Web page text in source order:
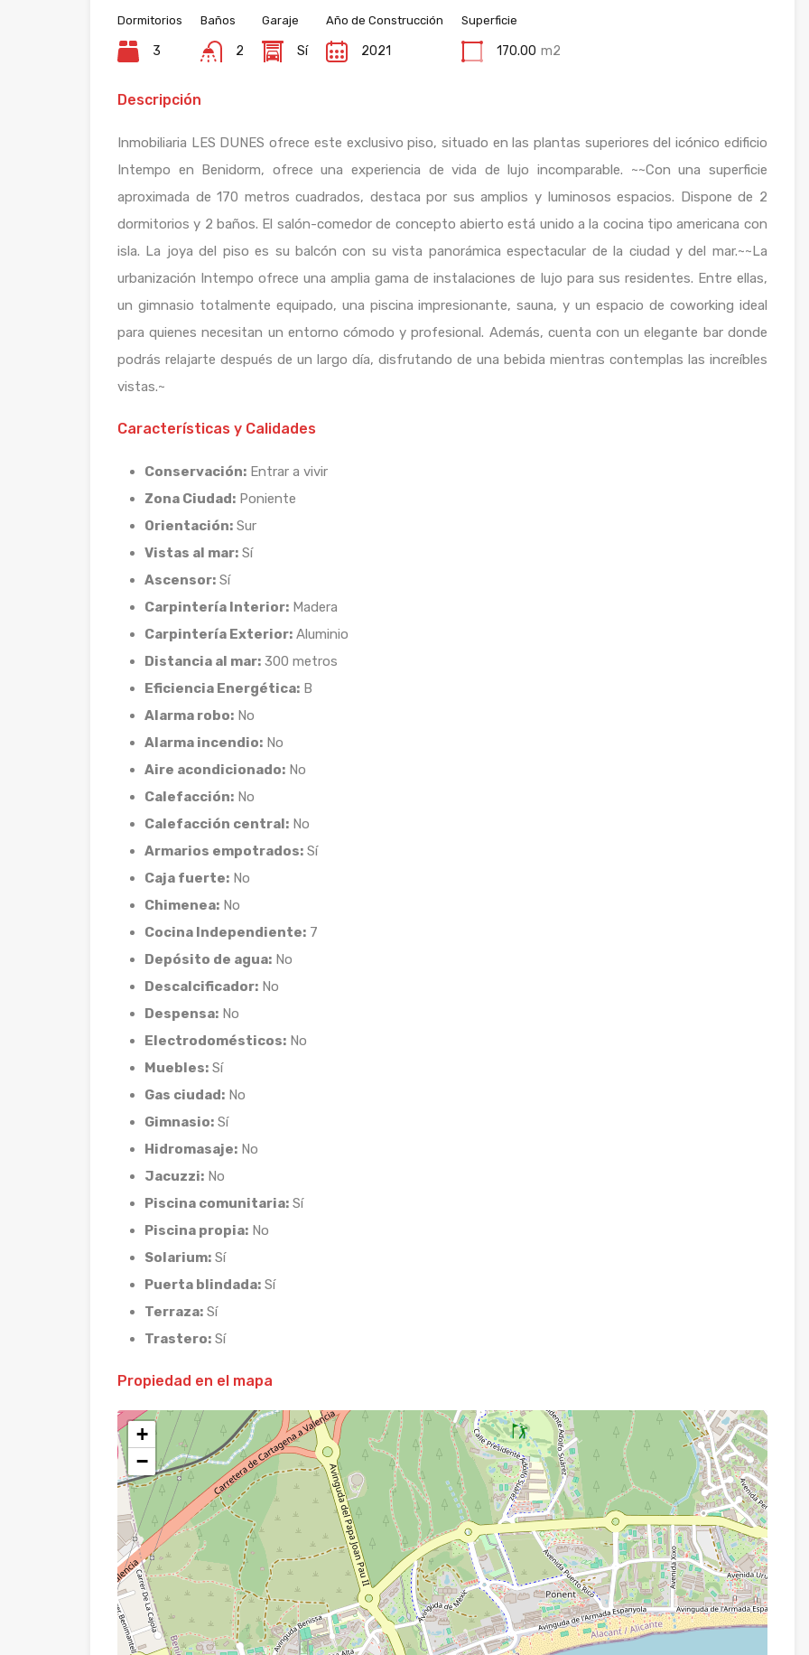
Dormitorios
3
Baños
2
Garaje
Sí
Año de Construcción
2021
Superficie
170.00 m2
Descripción
Inmobiliaria LES DUNES ofrece este exclusivo piso, situado en las plantas superiores del icónico edificio
Intempo en Benidorm, ofrece una experiencia de vida de lujo incomparable. ~~Con una superficie
aproximada de 170 metros cuadrados, destaca por sus amplios y luminosos espacios. Dispone de 2
dormitorios y 2 baños. El salón-comedor de concepto abierto está unido a la cocina tipo americana con
isla. La joya del piso es su balcón con su vista panorámica espectacular de la ciudad y del mar.~~La
urbanización Intempo ofrece una amplia gama de instalaciones de lujo para sus residentes. Entre ellas,
un gimnasio totalmente equipado, una piscina impresionante, sauna, y un espacio de coworking ideal
para quienes necesitan un entorno cómodo y profesional. Además, cuenta con un elegante bar donde
podrás relajarte después de un largo día, disfrutando de una bebida mientras contemplas las increíbles
vistas.~
Características y Calidades
Conservación: Entrar a vivir
Zona Ciudad: Poniente
Orientación: Sur
Vistas al mar: Sí
Ascensor: Sí
Carpintería Interior: Madera
Carpintería Exterior: Aluminio
Distancia al mar: 300 metros
Eficiencia Energética: B
Alarma robo: No
Alarma incendio: No
Aire acondicionado: No
Calefacción: No
Calefacción central: No
Armarios empotrados: Sí
Caja fuerte: No
Chimenea: No
Cocina Independiente: 7
Depósito de agua: No
Descalcificador: No
Despensa: No
Electrodomésticos: No
Muebles: Sí
Gas ciudad: No
Gimnasio: Sí
Hidromasaje: No
Jacuzzi: No
Piscina comunitaria: Sí
Piscina propia: No
Solarium: Sí
Puerta blindada: Sí
Terraza: Sí
Trastero: Sí
Propiedad en el mapa
+
−